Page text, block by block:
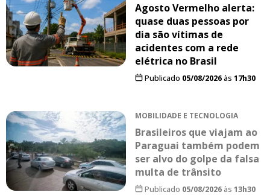
Agosto Vermelho alerta:
quase duas pessoas por
dia são vítimas de
acidentes com a rede
elétrica no Brasil
Publicado 05/08/2026às 17h30
MOBILIDADE E TECNOLOGIA
Brasileiros que viajam ao
Paraguai também podem
ser alvo do golpe da falsa
multa de trânsito
Publicado 05/08/2026às 13h30